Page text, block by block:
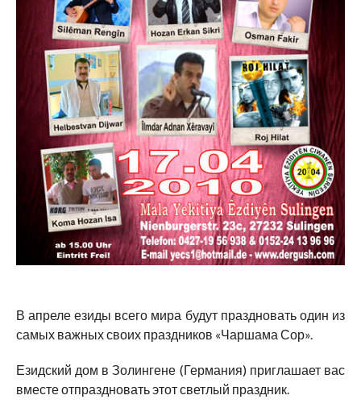
В апреле езиды всего мира будут праздновать один из
самых важных своих праздников «Чаршама Сор».
Езидский дом в Золингене (Германия) приглашает вас
вместе отпраздновать этот светлый праздник.